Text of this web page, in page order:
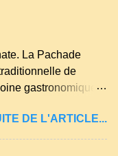
Il a aussi
en Auvergne.
auvergnat
régionales.
des sonorités
La Pachade
de
gastronomique
recette de la "
" "Farinette" ou
DE L'ARTICLE...